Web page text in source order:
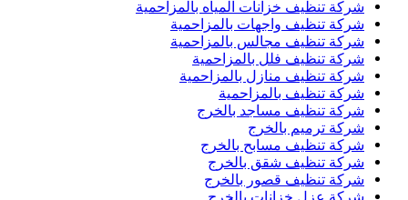
شركة تنظيف خزانات المياه بالمزاحمية
شركة تنظيف واجهات بالمزاحمية
شركة تنظيف مجالس بالمزاحمية
شركة تنظيف فلل بالمزاحمية
شركة تنظيف منازل بالمزاحمية
شركة تنظيف بالمزاحمية
شركة تنظيف مساجد بالخرج
شركة ترميم بالخرج
شركة تنظيف مسابح بالخرج
شركة تنظيف شقق بالخرج
شركة تنظيف قصور بالخرج